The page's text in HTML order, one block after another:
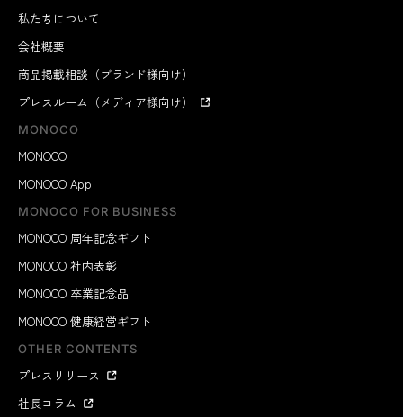
私たちについて
会社概要
商品掲載相談（ブランド様向け）
プレスルーム（メディア様向け）
MONOCO
MONOCO
MONOCO App
MONOCO FOR BUSINESS
MONOCO 周年記念ギフト
MONOCO 社内表彰
MONOCO 卒業記念品
MONOCO 健康経営ギフト
OTHER CONTENTS
プレスリリース
社長コラム